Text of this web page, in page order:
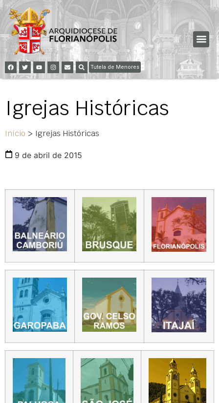
Tutela de Menores
Igrejas Históricas
Início > Igrejas Históricas
9 de abril de 2015